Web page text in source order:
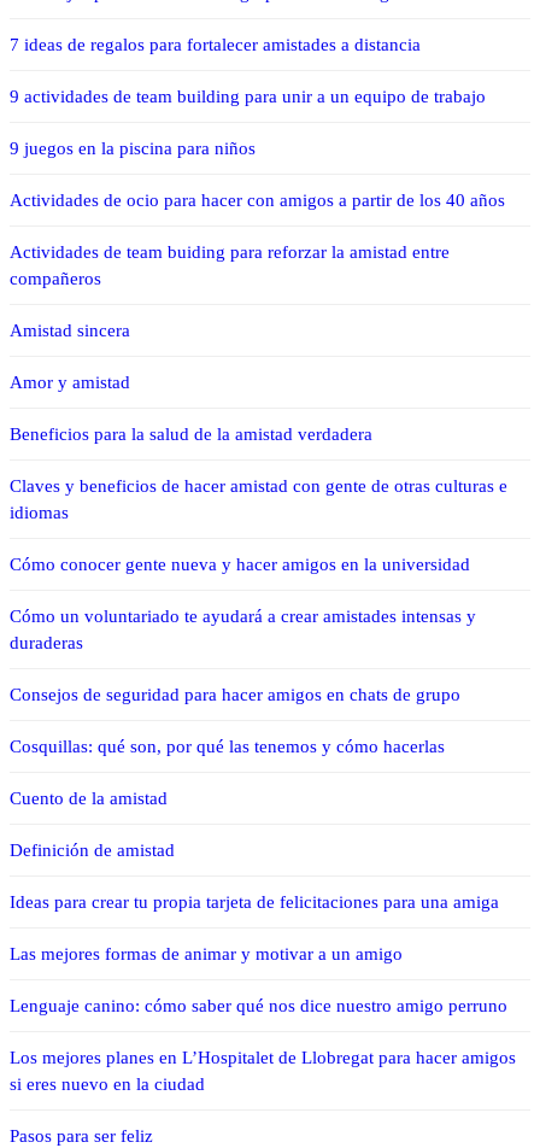
7 ideas de regalos para fortalecer amistades a distancia
9 actividades de team building para unir a un equipo de trabajo
9 juegos en la piscina para niños
Actividades de ocio para hacer con amigos a partir de los 40 años
Actividades de team buiding para reforzar la amistad entre
compañeros
Amistad sincera
Amor y amistad
Beneficios para la salud de la amistad verdadera
Claves y beneficios de hacer amistad con gente de otras culturas e
idiomas
Cómo conocer gente nueva y hacer amigos en la universidad
Cómo un voluntariado te ayudará a crear amistades intensas y
duraderas
Consejos de seguridad para hacer amigos en chats de grupo
Cosquillas: qué son, por qué las tenemos y cómo hacerlas
Cuento de la amistad
Definición de amistad
Ideas para crear tu propia tarjeta de felicitaciones para una amiga
Las mejores formas de animar y motivar a un amigo
Lenguaje canino: cómo saber qué nos dice nuestro amigo perruno
Los mejores planes en L’Hospitalet de Llobregat para hacer amigos
si eres nuevo en la ciudad
Pasos para ser feliz